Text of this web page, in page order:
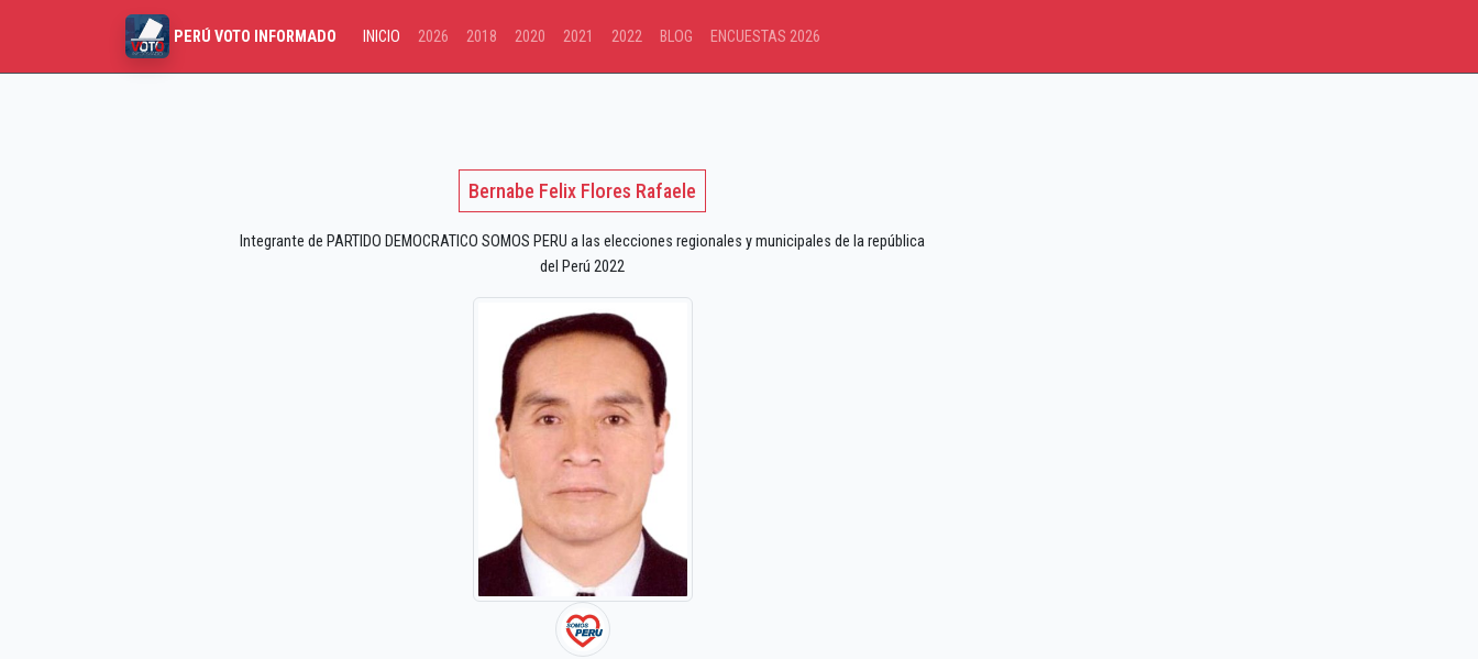
PERÚ VOTO INFORMADO INICIO 2026 2018 2020 2021 2022 BLOG ENCUESTAS 2026
Bernabe Felix Flores Rafaele
Integrante de PARTIDO DEMOCRATICO SOMOS PERU a las elecciones regionales y municipales de la república
del Perú 2022